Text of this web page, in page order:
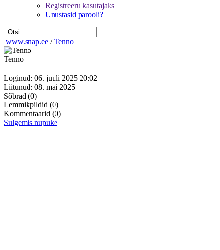
Registreeru kasutajaks
Unustasid parooli?
www.snap.ee / Tenno
Tenno
Loginud: 06. juuli 2025 20:02
Liitunud: 08. mai 2025
Sõbrad (0)
Lemmikpildid (0)
Kommentaarid (0)
Sulgemis nupuke